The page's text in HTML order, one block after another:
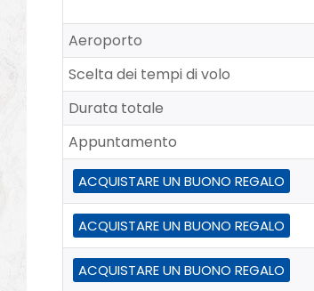
Aeroporto
Scelta dei tempi di volo
Durata totale
Appuntamento
ACQUISTARE UN BUONO REGALO
ACQUISTARE UN BUONO REGALO
ACQUISTARE UN BUONO REGALO